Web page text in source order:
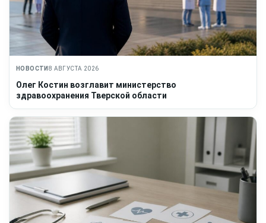
НОВОСТИ 8 АВГУСТА 2026
Олег Костин возглавит министерство
здравоохранения Тверской области